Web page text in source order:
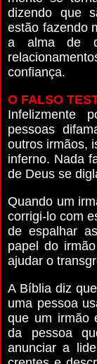
dizendo que
estão fazendo
a alma de
confiança.
O FALSO
Infelizmente
pessoas
outros irmãos,
inferno. Nada
de Deus se
Quando um
corrigi-lo com
de espalhar
papel do
ajudar o
A Bíblia diz
uma pessoa
que um irmão
da pessoa
anunciar a